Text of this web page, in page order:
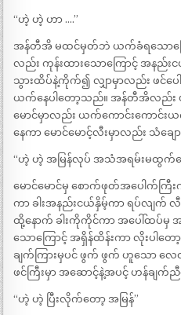
“ဟဲ့ ဟဲ့ ဟာ ….”
အန်တီအိ မထင်မှတ်ဘဲ ယက်ခံရသောကြေ
လည်း ကုန်းထားသောကြောင့် အနည်း
သွားထိပ်နဲ့ကိုက်၍ လျှာမှာလည်း ဖင်
ယက်နေပါတော့သည်။ အန်တီအိလည်း ဖ
မောင်မှာလည်း ယက်ကောင်းကောင်း
နေကာ မောင်မောင့်လီးမှာလည်း သံချ
“ဟဲ့ ဟဲ့ အမြန်လုပ် အသံအရမ်းမထွက်စ
မောင်မောင်မှ စောက်ဖုတ်အပေါက်က
ကာ ခါးအနည်းငယ်နှိမ့်ကာ ရပ်လျ
ထို့နောက် ခါးကိုကိုင်ကာ အပေါ်ထပ်မှ
သောကြောင့် အရှိန်ထိန်းကာ လိုးပါတ
ချက်ကြားမှပင် ဖွက် ဖွက် ဟူသော
ဖင်ကြီးမှာ အဆောင့်နဲ့အပင့် ဟန်ချက်
“ဟဲ့ ဟဲ့ ပြီးလိုက်တော့ အမြန်”